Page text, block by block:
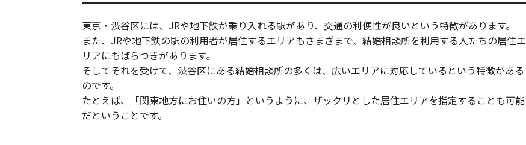
東京・渋谷区には、JRや地下鉄が乗り入れる駅があり、交通の利便性が良いという特徴があります。
また、JRや地下鉄の駅の利用者が居住するエリアもさまざまで、結婚相談所を利用する人たちの居住エ
リアにもばらつきがあります。
そしてそれを受けて、渋谷区にある結婚相談所の多くは、広いエリアに対応しているという特徴がある
のです。
たとえば、「関東地方にお住いの方」というように、ザックリとした居住エリアを指定することも可能
だということです。